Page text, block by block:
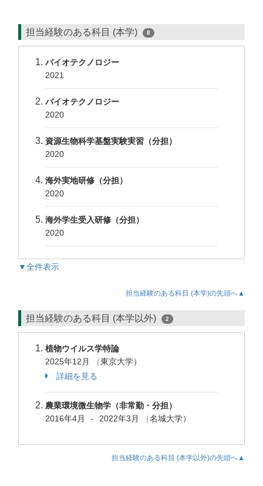
担当経験のある科目 (本学) 8
バイオテクノロジー
2021
バイオテクノロジー
2020
資源生物科学基盤実験実習（分担）
2020
海外実地研修（分担）
2020
海外学生受入研修（分担）
2020
▼全件表示
担当経験のある科目 (本学)の先頭へ▲
担当経験のある科目 (本学以外) 2
植物ウイルス学特論
2025年12月
（東京大学）
詳細を見る
農業環境微生物学（非常勤・分担）
2016年4月
- 2022年3月 （名城大学）
担当経験のある科目 (本学以外)の先頭へ▲